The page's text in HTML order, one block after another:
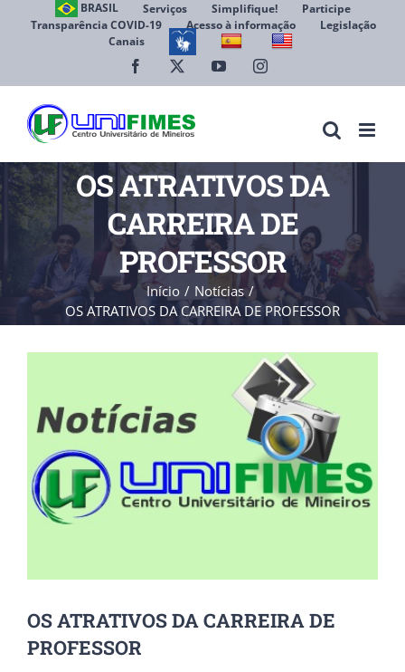
BRASIL Serviços Simplifique!
Participe
Transparência COVID-19
Acesso à informação
Legislação
Canais
Facebook YouTubeInstagram
OS ATRATIVOS DA
CARREIRA DE
PROFESSOR
Início
Notícias
OS ATRATIVOS DA CARREIRA DE PROFESSOR
OS ATRATIVOS DA CARREIRA DE
PROFESSOR